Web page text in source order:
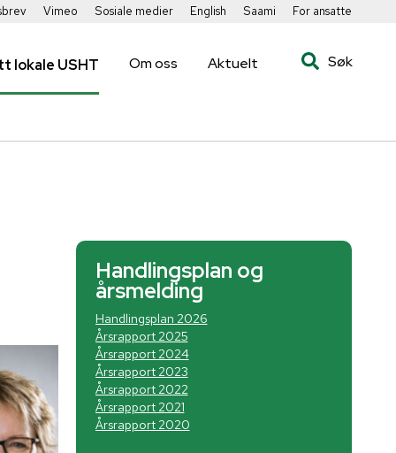
Vimeo Sosiale medier English Saami For ansatte
lokale USHT Om oss Aktuelt Søk
Handlingsplan og
årsmelding
Handlingsplan 2026
Årsrapport 2025
Årsrapport 2024
Årsrapport 2023
Årsrapport 2022
Årsrapport 2021
Årsrapport 2020